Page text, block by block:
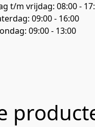
t/m vrijdag: 08:00 -
09:00 - 16:00
09:00 - 13:00